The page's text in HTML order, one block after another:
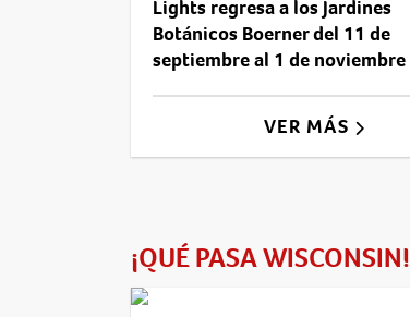
Lights regresa a los Jardines
Botánicos Boerner del 11 de
septiembre al 1 de noviembre
VER MÁS
¡QUÉ PASA WISCONSIN!